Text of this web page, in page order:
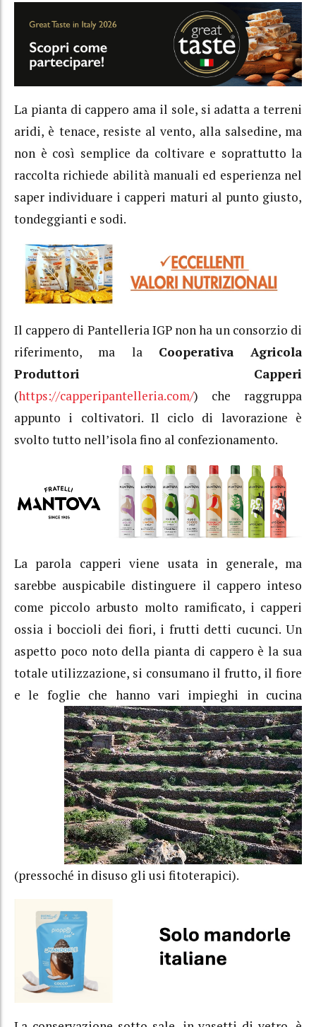
La pianta di cappero ama il sole, si adatta a terreni
aridi, è tenace, resiste al vento, alla salsedine, ma
non è così semplice da coltivare e soprattutto la
raccolta richiede abilità manuali ed esperienza nel
saper individuare i capperi maturi al punto giusto,
tondeggianti e sodi.
Il cappero di Pantelleria IGP non ha un consorzio di
riferimento, ma la Cooperativa Agricola
Produttori Capperi
(https://capperipantelleria.com/) che raggruppa
appunto i coltivatori. Il ciclo di lavorazione è
svolto tutto nell’isola fino al confezionamento.
La parola capperi viene usata in generale, ma
sarebbe auspicabile distinguere il cappero inteso
come piccolo arbusto molto ramificato, i capperi
ossia i boccioli dei fiori, i frutti detti cucunci. Un
aspetto poco noto della pianta di cappero è la sua
totale utilizzazione, si consumano il frutto, il fiore
e le foglie che hanno vari impieghi in cucina
(pressoché in disuso gli usi fitoterapici).